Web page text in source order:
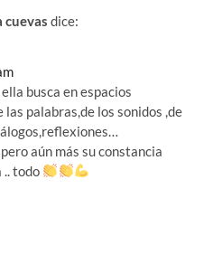
cuevas dice:
busca en espacios
palabras,de los sonidos ,de
aún más su constancia
.. todo